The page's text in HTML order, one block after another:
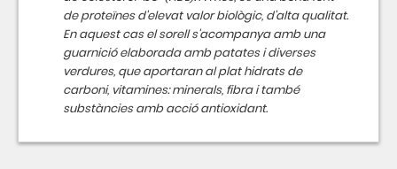
de proteïnes d'elevat valor biològic, d'alta qualitat.
En aquest cas el sorell s'acompanya amb una
guarnició elaborada amb patates i diverses
verdures, que aportaran al plat hidrats de
carboni, vitamines: minerals, fibra i també
substàncies amb acció antioxidant.